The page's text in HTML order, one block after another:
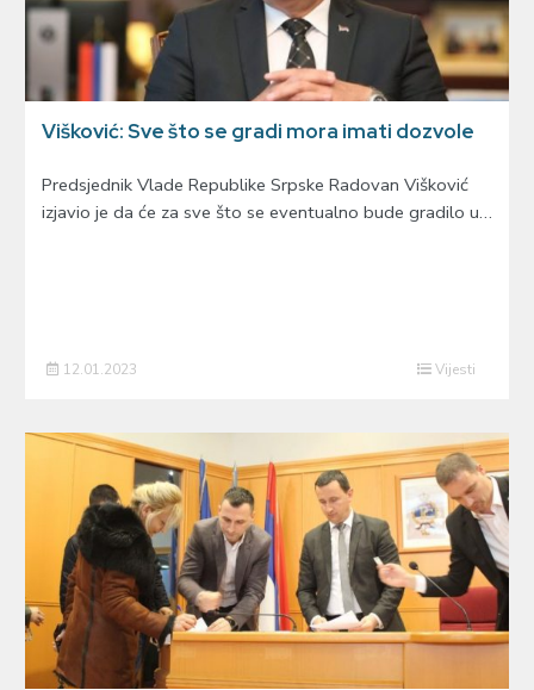
Višković: Sve što se gradi mora imati dozvole
Predsjednik Vlade Republike Srpske Radovan Višković
izjavio je da će za sve što se eventualno bude gradilo u…
12.01.2023 Vijesti